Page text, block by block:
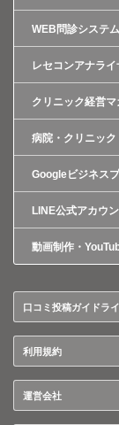
WEB問診システ
レセコンアナライ
クリニック経営マ
病院・クリニッ
Googleビジネス
LINE公式アカウ
動画制作・
口コミ投稿ガイドラ
利用規約
運営会社